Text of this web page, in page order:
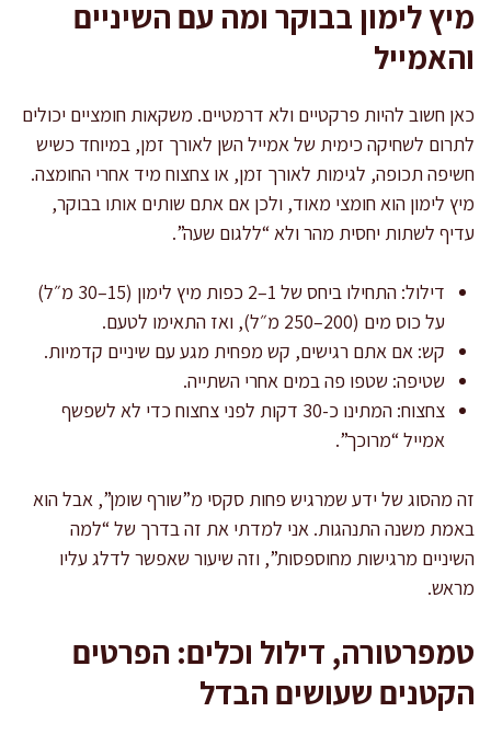
מיץ לימון בבוקר ומה עם השיניים
והאמייל
כאן חשוב להיות פרקטיים ולא דרמטיים. משקאות חומציים יכולים
לתרום לשחיקה כימית של אמייל השן לאורך זמן, במיוחד כשיש
חשיפה תכופה, לגימות לאורך זמן, או צחצוח מיד אחרי החומצה.
מיץ לימון הוא חומצי מאוד, ולכן אם אתם שותים אותו בבוקר,
עדיף לשתות יחסית מהר ולא “ללגום שעה”.
דילול: התחילו ביחס של 1–2 כפות מיץ לימון (15–30 מ״ל)
על כוס מים (200–250 מ״ל), ואז התאימו לטעם.
קש: אם אתם רגישים, קש מפחית מגע עם שיניים קדמיות.
שטיפה: שטפו פה במים אחרי השתייה.
צחצוח: המתינו כ-30 דקות לפני צחצוח כדי לא לשפשף
אמייל “מרוכך”.
זה מהסוג של ידע שמרגיש פחות סקסי מ”שורף שומן”, אבל הוא
באמת משנה התנהגות. אני למדתי את זה בדרך של “למה
השיניים מרגישות מחוספסות”, וזה שיעור שאפשר לדלג עליו
מראש.
טמפרטורה, דילול וכלים: הפרטים
הקטנים שעושים הבדל